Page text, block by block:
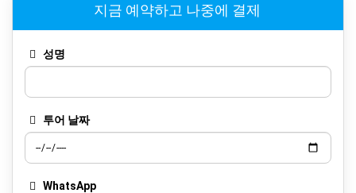
지금 예약하고 나중에 결제
성명
투어 날짜
WhatsApp